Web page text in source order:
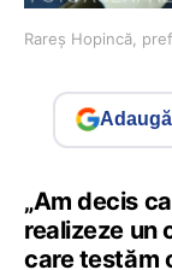
Rareş Hopincă,
„Am decis
realizeze un
care testăm